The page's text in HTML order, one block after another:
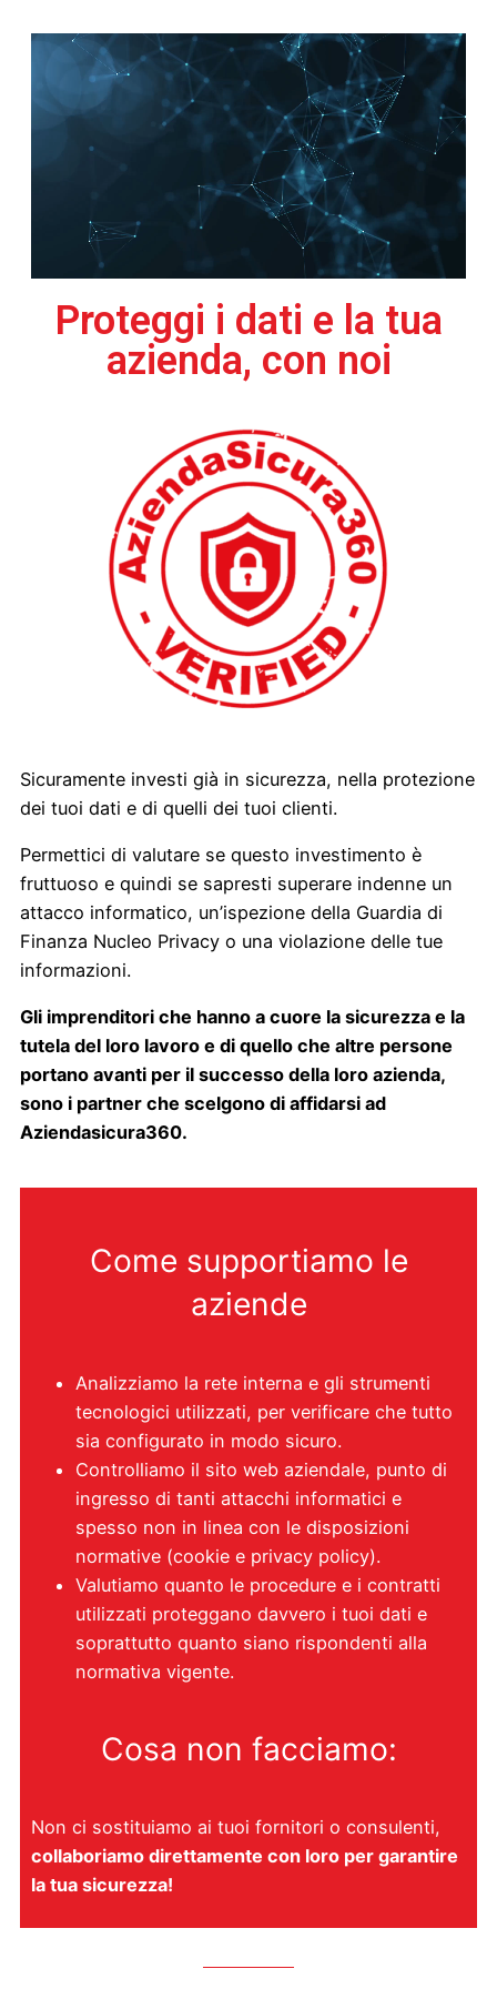
Proteggi i dati e la tua
azienda, con noi
Sicuramente investi già in sicurezza, nella protezione
dei tuoi dati e di quelli dei tuoi clienti.
Permettici di valutare se questo investimento è
fruttuoso e quindi se sapresti superare indenne un
attacco informatico, un’ispezione della Guardia di
Finanza Nucleo Privacy o una violazione delle tue
informazioni.
Gli imprenditori che hanno a cuore la sicurezza e la
tutela del loro lavoro e di quello che altre persone
portano avanti per il successo della loro azienda,
sono i partner che scelgono di affidarsi ad
Aziendasicura360.
Come supportiamo le
aziende
Analizziamo la rete interna e gli strumenti
tecnologici utilizzati, per verificare che tutto
sia configurato in modo sicuro.
Controlliamo il sito web aziendale, punto di
ingresso di tanti attacchi informatici e
spesso non in linea con le disposizioni
normative (cookie e privacy policy).
Valutiamo quanto le procedure e i contratti
utilizzati proteggano davvero i tuoi dati e
soprattutto quanto siano rispondenti alla
normativa vigente.
Cosa non facciamo:
Non ci sostituiamo ai tuoi fornitori o consulenti,
collaboriamo direttamente con loro per garantire
la tua sicurezza!